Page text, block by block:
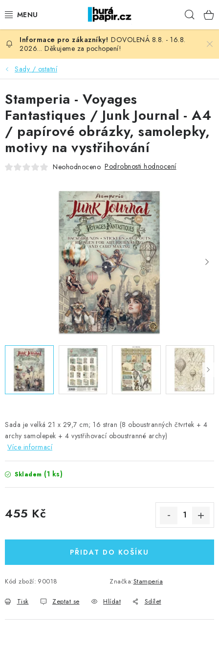
na
NOVINKY
HURÁ DÍLNA
VŠECHNO ZBOŽÍ
KNIHAŘSKÝ MATERIÁL
KURZY NATY LYSAK
OBLÍBENÉ ♥️
FOTORECENZE
MOJE OBJEDNÁVKA
Kontakty Moje objednávka
Oblíbené ♥️
Hodnocení obchodu
Obchodní podmínky
Podmínky ochrany osobních údajů
Ověřování recenzí
DOVOLENÁ 8.8. - 16.8.
2026... Děkujeme za pochopení!
Sady / ostatní
Sada je velká 21 x 29,7 cm; 16 stran (8 oboustranných čtvrtek + 4
archy samolepek + 4 vystřihovací oboustranné archy)
Více informací
Skladem (1 ks)
455 Kč
PŘIDAT DO KOŠÍKU
Kód zboží: 90018 Značka:Stamperia
Tisk Zeptat se Hlídat Sdílet
Stamperia - Voyages
Fantastiques / Junk Journal - A4
/ papírové obrázky, samolepky,
motivy na vystřihování
Neohodnoceno Podrobnosti hodnocení